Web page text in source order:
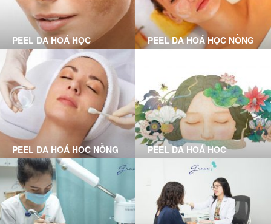
PEEL DA HOÁ HỌC
CHUYÊN SÂU LÀ GÌ?
PEEL DA HOÁ HỌC NỒNG
ĐỘ VỪA LÀ GÌ?
PEEL DA HOÁ HỌC NỒNG
ĐỘ NHẸ LÀ GÌ?
PEEL DA HOÁ HỌC